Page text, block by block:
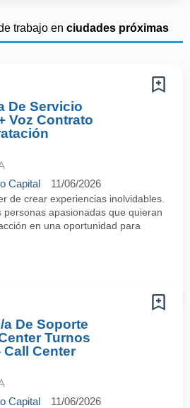
trabajo en ciudades próximas
De Servicio
Voz Contrato
Capital 11/06/2026
de crear experiencias inolvidables.
personas apasionadas que quieran
en una oportunidad para
De Soporte
Turnos
Call Center
Capital 11/06/2026